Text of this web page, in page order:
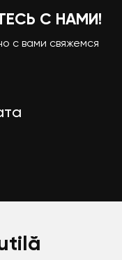
С НАМИ!
с вами свяжемся